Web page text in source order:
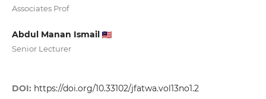
Associates Prof
Abdul Manan Ismail
Senior Lecturer
DOI: https://doi.org/10.33102/jfatwa.vol13no1.2